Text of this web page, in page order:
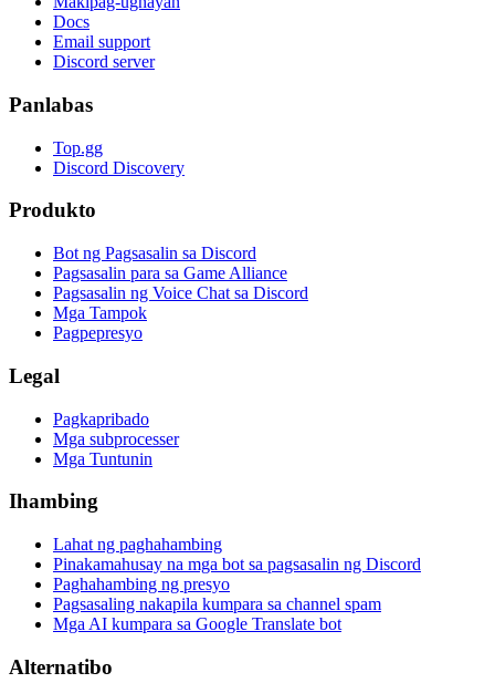
Docs
Email support
Discord server
Panlabas
Top.gg
Discord Discovery
Produkto
Bot ng Pagsasalin sa Discord
Pagsasalin para sa Game Alliance
Pagsasalin ng Voice Chat sa Discord
Mga Tampok
Pagpepresyo
Legal
Pagkapribado
Mga subprocesser
Mga Tuntunin
Ihambing
Lahat ng paghahambing
Pinakamahusay na mga bot sa pagsasalin ng Discord
Paghahambing ng presyo
Pagsasaling nakapila kumpara sa channel spam
Mga AI kumpara sa Google Translate bot
Alternatibo